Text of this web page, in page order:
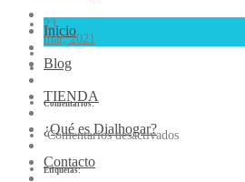
Inicio
Blog
TIENDA
¿Qué es Dialhogar?
Contacto
23
mar, 2021
Comentarios:
Comentarios desactivados
Etiquetas: